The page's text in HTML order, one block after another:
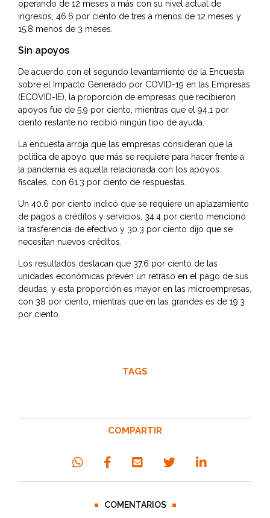
operando de 12 meses a más con su nivel actual de
ingresos, 46.6 por ciento de tres a menos de 12 meses y
15.8 menos de 3 meses.
Sin apoyos
De acuerdo con el segundo levantamiento de la Encuesta
sobre el Impacto Generado por COVID-19 en las Empresas
(ECOVID-IE), la proporción de empresas que recibieron
apoyos fue de 5.9 por ciento, mientras que el 94.1 por
ciento restante no recibió ningún tipo de ayuda.
La encuesta arroja que las empresas consideran que la
política de apoyo que más se requiere para hacer frente a
la pandemia es aquella relacionada con los apoyos
fiscales, con 61.3 por ciento de respuestas.
Un 40.6 por ciento indicó que se requiere un aplazamiento
de pagos a créditos y servicios, 34.4 por ciento mencionó
la trasferencia de efectivo y 30.3 por ciento dijo que se
necesitan nuevos créditos.
Los resultados destacan que 37.6 por ciento de las
unidades económicas prevén un retraso en el pago de sus
deudas, y esta proporción es mayor en las microempresas,
con 38 por ciento, mientras que en las grandes es de 19.3
por ciento.
TAGS
COMPARTIR
COMENTARIOS